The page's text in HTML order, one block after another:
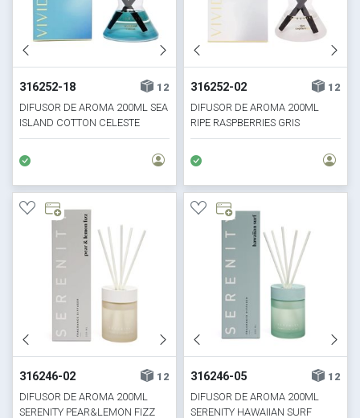
316252-18
12
DIFUSOR DE AROMA 200ML SEA
ISLAND COTTON CELESTE
316252-02
12
DIFUSOR DE AROMA 200ML
RIPE RASPBERRIES GRIS
316246-02
12
DIFUSOR DE AROMA 200ML
SERENITY PEAR&LEMON FIZZ
316246-05
12
DIFUSOR DE AROMA 200ML
SERENITY HAWAIIAN SURF